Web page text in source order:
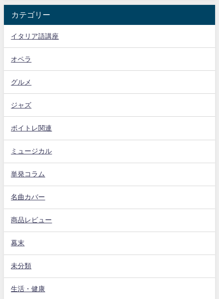
カテゴリー
イタリア語講座
オペラ
グルメ
ジャズ
ボイトレ関連
ミュージカル
単発コラム
名曲カバー
商品レビュー
幕末
未分類
生活・健康